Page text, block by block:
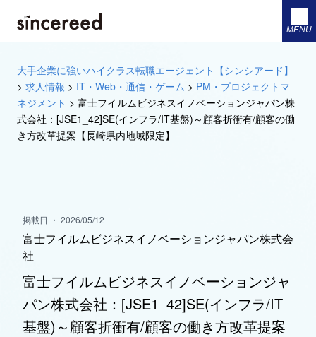
MENU
大手企業に強いハイクラス転職エージェント【シンシアード】
> 求人情報 > IT・Web・通信・ゲーム > PM・プロジェクトマ
ネジメント > 富士フイルムビジネスイノベーションジャパン株
式会社：[JSE1_42]SE(インフラ/IT基盤)～顧客折衝有/顧客の働
き方改革提案【長崎県内地域限定】
掲載日 ・ 2026/05/12
富士フイルムビジネスイノベーションジャパン株式会
社
富士フイルムビジネスイノベーションジャ
パン株式会社：[JSE1_42]SE(インフラ/IT
基盤)～顧客折衝有/顧客の働き方改革提案